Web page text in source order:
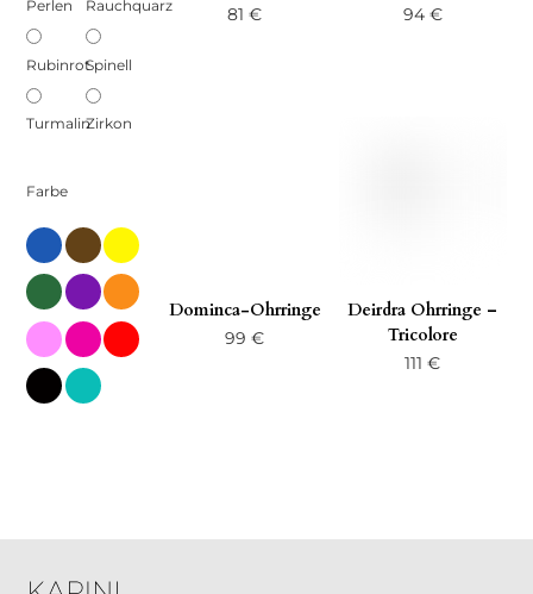
81€ 94 €
Dominca-Ohrringe
99€
Deirdra Ohrringe –
Tricolore
111€
Perlen Rauchquarz
RubinrotSpinell
TurmalinZirkon
Farbe
blau braun gelb
gruen kleine
orange-
de
rosa-
de
rosa rot
schwarztuerken